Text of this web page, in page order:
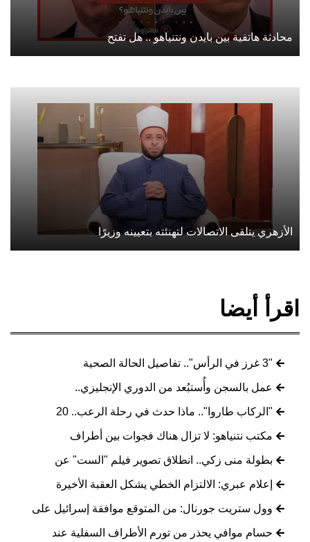
محادثة هاتفية بين بايدن ونتنياهو .. هل تفتح
الأزهري يتلقى الاتصالات لتهنئته بتعيينه وزيرًا
اقرأ أيضا
"3 غرز في الرأس".. تفاصيل الحالة الصحية
عمل بالسجن وأُستبُعد من الدوري الإنجليزي..
"الركاب طاروا".. ماذا حدث في رحلة الرعب.. 20
مكتب نتنياهو: لا تزال هناك فجوات بين أطراف
بطولة منى زكي.. انطلاق تصوير فيلم "الست" عن
إعلام عبري: الالتزام الخطي يشكل العقبة الأخيرة
وول ستريت جورنال: من المتوقع موافقة إسرائيل على
حسام موافي يحذر من تورم الأطراف السفلية عند